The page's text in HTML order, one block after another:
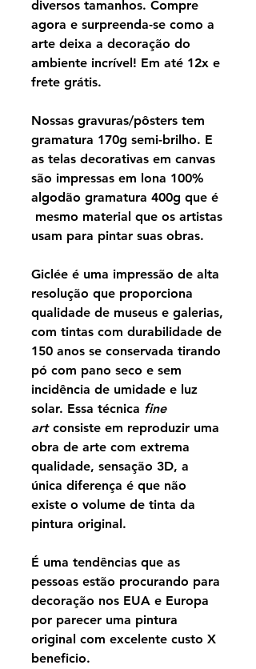
diversos tamanhos. Compre
agora e surpreenda-se como a
arte deixa a decoração do
ambiente incrível! Em até 12x e
frete grátis.
Nossas gravuras/pôsters tem
gramatura 170g semi-brilho. E
as telas decorativas em canvas
são impressas em lona 100%
algodão gramatura 400g que é
mesmo material que os artistas
usam para pintar suas obras.
Giclée é uma impressão de alta
resolução que proporciona
qualidade de museus e galerias,
com tintas com durabilidade de
150 anos se conservada tirando
pó com pano seco e sem
incidência de umidade e luz
solar. Essa técnica fine
artconsiste em reproduzir uma
obra de arte com extrema
qualidade, sensação 3D, a
única diferença é que não
existe o volume de tinta da
pintura original.
É uma tendências que as
pessoas estão procurando para
decoração nos EUA e Europa
por parecer uma pintura
original com excelente custo X
beneficio.